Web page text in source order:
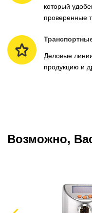
который
проверенные
Деловые
продукцию и
Возможно,